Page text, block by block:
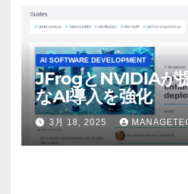
AI SOFTWARE DEVELOPMENT
JFrogとNVIDIAが
なAI導入を強化
3月 18, 2025